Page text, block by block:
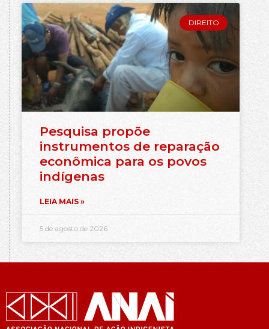
DIREITO
Pesquisa propõe
instrumentos de reparação
econômica para os povos
indígenas
LEIA MAIS »
5 de agosto de 2026